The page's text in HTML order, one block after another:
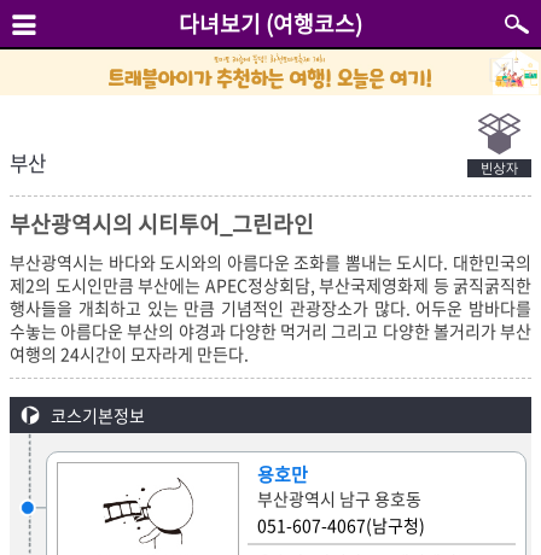
다녀보기 (여행코스)
부산
부산광역시의 시티투어_그린라인
부산광역시는 바다와 도시와의 아름다운 조화를 뽐내는 도시다. 대한민국의
제2의 도시인만큼 부산에는 APEC정상회담, 부산국제영화제 등 굵직굵직한
행사들을 개최하고 있는 만큼 기념적인 관광장소가 많다. 어두운 밤바다를
수놓는 아름다운 부산의 야경과 다양한 먹거리 그리고 다양한 볼거리가 부산
여행의 24시간이 모자라게 만든다.
코스기본정보
용호만
부산광역시 남구 용호동
051-607-4067(남구청)